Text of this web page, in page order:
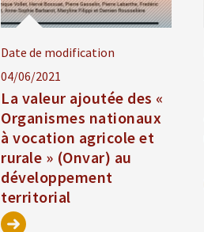
Date de modification
04/06/2021
La valeur ajoutée des «
Organismes nationaux
à vocation agricole et
rurale » (Onvar) au
développement
territorial